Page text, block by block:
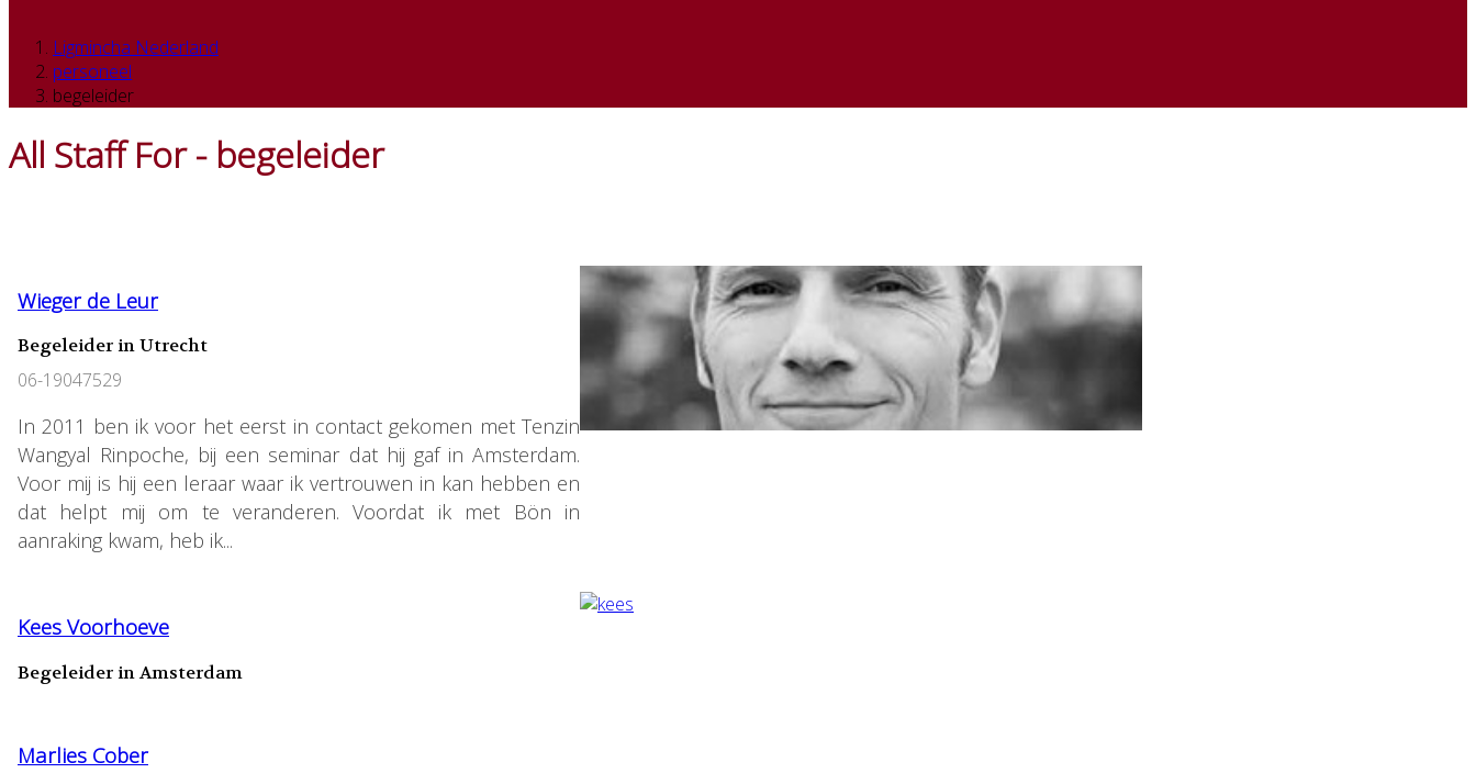
Ligmincha Nederland
personeel
begeleider
All Staff For - begeleider
Wieger de Leur
Begeleider in Utrecht
06-19047529
In 2011 ben ik voor het eerst in contact gekomen met Tenzin
Wangyal Rinpoche, bij een seminar dat hij gaf in Amsterdam.
Voor mij is hij een leraar waar ik vertrouwen in kan hebben en
dat helpt mij om te veranderen. Voordat ik met Bön in
aanraking kwam, heb ik...
Kees Voorhoeve
Begeleider in Amsterdam
Marlies Cober